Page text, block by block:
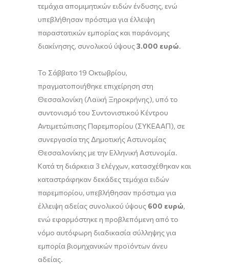
τεμάχια απομιμητικών ειδών ένδυσης, ενώ
υπεβλήθησαν πρόστιμα για έλλειψη
παραστατικών εμπορίας και παράνομης
διακίνησης, συνολικού ύψους3.000 ευρώ.
Το Σάββατο 19 Οκτωβρίου,
πραγματοποιήθηκε επιχείρηση στη
Θεσσαλονίκη (Λαϊκή Ξηροκρήνης), υπό το
συντονισμό του Συντονιστικού Κέντρου
Αντιμετώπισης Παρεμπορίου (ΣΥΚΕΑΑΠ), σε
συνεργασία της Δημοτικής Αστυνομίας
Θεσσαλονίκης με την Ελληνική Αστυνομία.
Κατά τη διάρκεια 3 ελέγχων, κατασχέθηκαν και
καταστράφηκαν δεκάδες τεμάχια ειδών
παρεμπορίου, υπεβλήθησαν πρόστιμα για
έλλειψη αδείας συνολικού ύψους 600 ευρώ,
ενώ εφαρμόστηκε η προβλεπόμενη από το
νόμο αυτόφωρη διαδικασία σύλληψης για
εμπορία βιομηχανικών προϊόντων άνευ
αδείας.